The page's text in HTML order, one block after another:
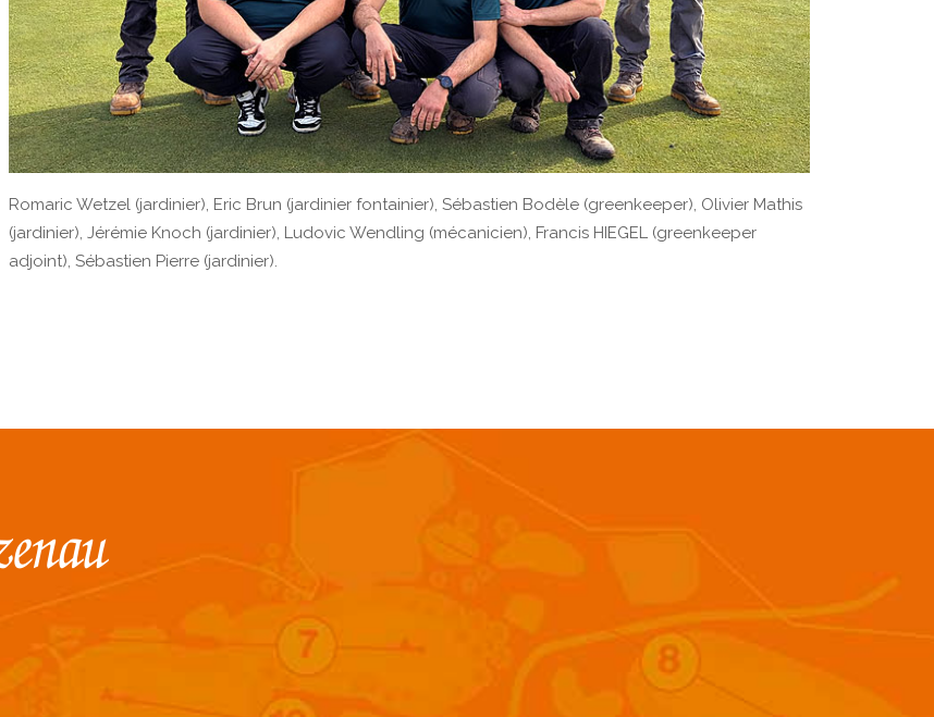
Romaric Wetzel (jardinier), Eric Brun (jardinier fontainier), Sébastien Bodèle (greenkeeper), Olivier Mathis
(jardinier), Jérémie Knoch (jardinier), Ludovic Wendling (mécanicien), Francis HIEGEL (greenkeeper
adjoint), Sébastien Pierre (jardinier).